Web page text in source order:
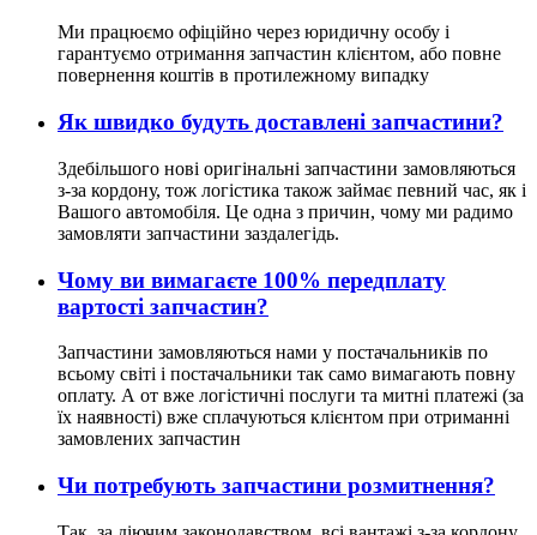
Ми працюємо офіційно через юридичну особу і
гарантуємо отримання запчастин клієнтом, або повне
повернення коштів в протилежному випадку
Як швидко будуть доставлені запчастини?
Здебільшого нові оригінальні запчастини замовляються
з-за кордону, тож логістика також займає певний час, як і
Вашого автомобіля. Це одна з причин, чому ми радимо
замовляти запчастини заздалегідь.
Чому ви вимагаєте 100% передплату
вартості запчастин?
Запчастини замовляються нами у постачальників по
всьому світі і постачальники так само вимагають повну
оплату. А от вже логістичні послуги та митні платежі (за
їх наявності) вже сплачуються клієнтом при отриманні
замовлених запчастин
Чи потребують запчастини розмитнення?